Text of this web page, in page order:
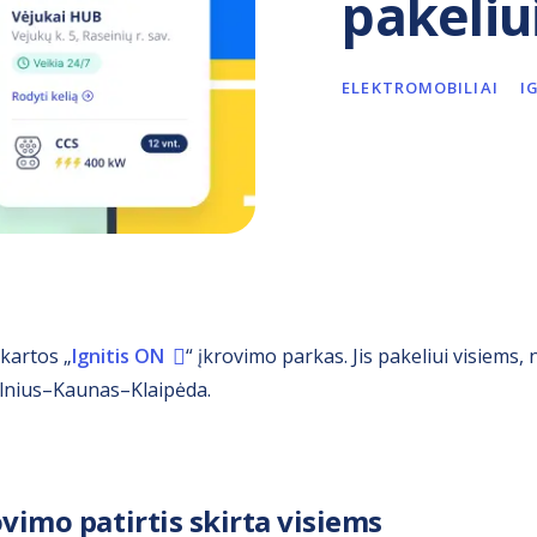
ELEKTROMOBILIAI
„Ignitis ON
“ įkrovimo parkas. Jis pakeliui
patirtis skirta visiems